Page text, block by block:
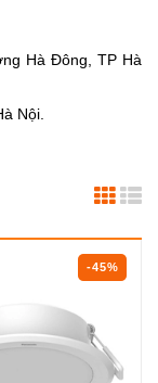
Hà Đông, TP Hà
Nội.
-45%